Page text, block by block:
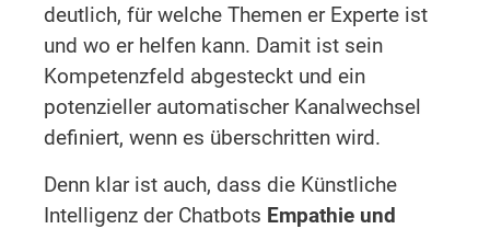
deutlich, für welche Themen er Experte ist
und wo er helfen kann. Damit ist sein
Kompetenzfeld abgesteckt und ein
potenzieller automatischer Kanalwechsel
definiert, wenn es überschritten wird.
Denn klar ist auch, dass die Künstliche
Intelligenz der Chatbots Empathie und